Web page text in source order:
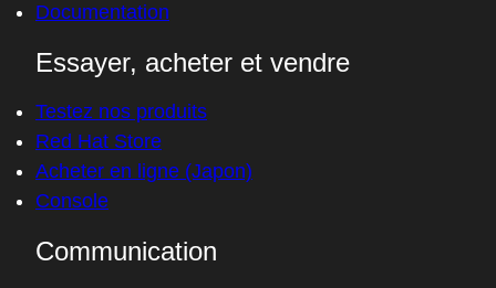
Documentation
Essayer, acheter et vendre
Testez nos produits
Red Hat Store
Acheter en ligne (Japon)
Console
Communication